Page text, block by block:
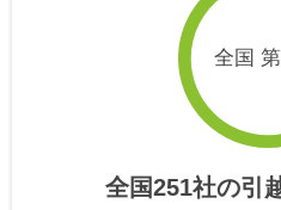
全国
全国251社の引